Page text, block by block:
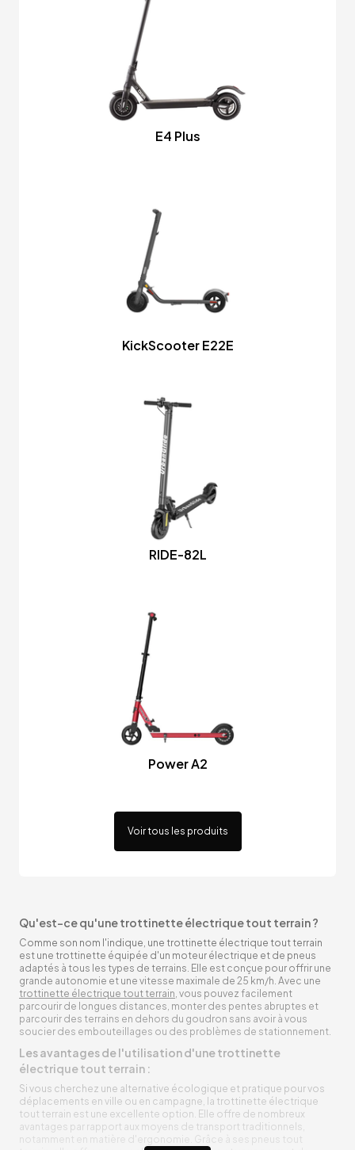
E4 Plus
KickScooter E22E
RIDE-82L
Power A2
Voir tous les produits
Qu'est-ce qu'une trottinette électrique tout terrain ?
Comme son nom l'indique, une trottinette électrique tout terrain
est une trottinette équipée d'un moteur électrique et de pneus
adaptés à tous les types de terrains. Elle est conçue pour offrir une
grande autonomie et une vitesse maximale de 25 km/h. Avec une
trottinette électrique tout terrain, vous pouvez facilement
parcourir de longues distances, monter des pentes abruptes et
parcourir des terrains en dehors du goudron sans avoir à vous
soucier des embouteillages ou des problèmes de stationnement.
Les avantages de l'utilisation d'une trottinette
électrique tout terrain :
Si vous cherchez une alternative écologique et pratique pour vos
déplacements en ville ou en campagne, la trottinette électrique
tout terrain est une excellente option. Elle offre de nombreux
avantages par rapport aux moyens de transport traditionnels,
notamment en matière d'ergonomie. Grâce à ses pneus tout